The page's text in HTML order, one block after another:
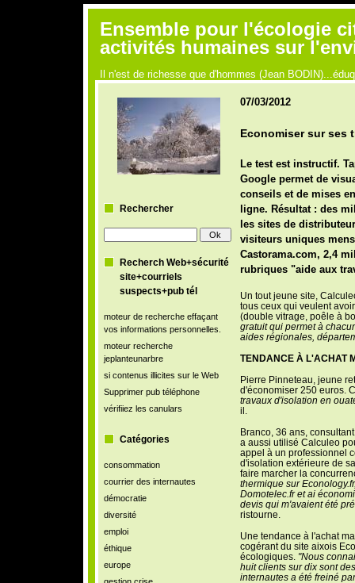
Ensemble pour l'écologie
activités humaines sur
Il n'est de richesse que d'hommes (Jean
Rechercher
Recherch Web+sécurité
site+courriels
suspects+pub tél
moteur de recherche effaçant
vos informations personnelles.
moteur recherche
jeplanteunarbre
si contenus illicites sur le Web
Supprimer pub téléphone
vérifiiez les canulars
Catégories
consommation
courrier des internautes
démocratie
diversité
emploi
éthique
europe
07/03/2012
Economiser sur ses
Le test est instructif.
Google permet de
conseils et de mises
ligne. Résultat : des
les sites de
visiteurs uniques
Castorama.com, 2,4
rubriques "aide aux
Un tout jeune site,
tous ceux qui veulentavoir
(double vitrage, poêle à
gratuit qui permet à
aides régionales,
TENDANCE À L'ACHAT
Pierre Pinneteau, jeune
d'économiser250 euros.
travaux d'isolation en
il.
Branco, 36 ans,
a aussi utilisé Calculeo
appel à un professionnel
d'isolation extérieure de
faire marcherla
thermique sur
Domotelec.fr et ai
devis qui m'avaient été
ristourne.
Une tendance à l'achat
cogérant du site aixois
écologiques. "Nous
huit clients sur dix sont
internautes a été freiné